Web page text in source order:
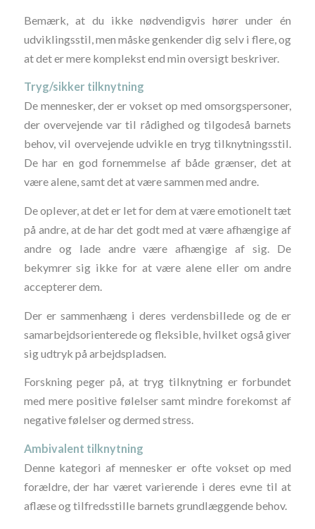
Bemærk, at du ikke nødvendigvis hører under én
udviklingsstil, men måske genkender dig selv i flere, og
at det er mere komplekst end min oversigt beskriver.
Tryg/sikker tilknytning
De mennesker, der er vokset op med omsorgspersoner,
der overvejende var til rådighed og tilgodeså barnets
behov, vil overvejende udvikle en tryg tilknytningsstil.
De har en god fornemmelse af både grænser, det at
være alene, samt det at være sammen med andre.
De oplever, at det er let for dem at være emotionelt tæt
på andre, at de har det godt med at være afhængige af
andre og lade andre være afhængige af sig. De
bekymrer sig ikke for at være alene eller om andre
accepterer dem.
Der er sammenhæng i deres verdensbillede og de er
samarbejdsorienterede og fleksible, hvilket også giver
sig udtryk på arbejdspladsen.
Forskning peger på, at tryg tilknytning er forbundet
med mere positive følelser samt mindre forekomst af
negative følelser og dermed stress.
Ambivalent tilknytning
Denne kategori af mennesker er ofte vokset op med
forældre, der har været varierende i deres evne til at
aflæse og tilfredsstille barnets grundlæggende behov.